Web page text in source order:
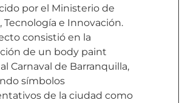
por el Ministerio de
Tecnología e Innovación.
consistió en la
de un body paint
Carnaval de Barranquilla,
símbolos
de la ciudad como